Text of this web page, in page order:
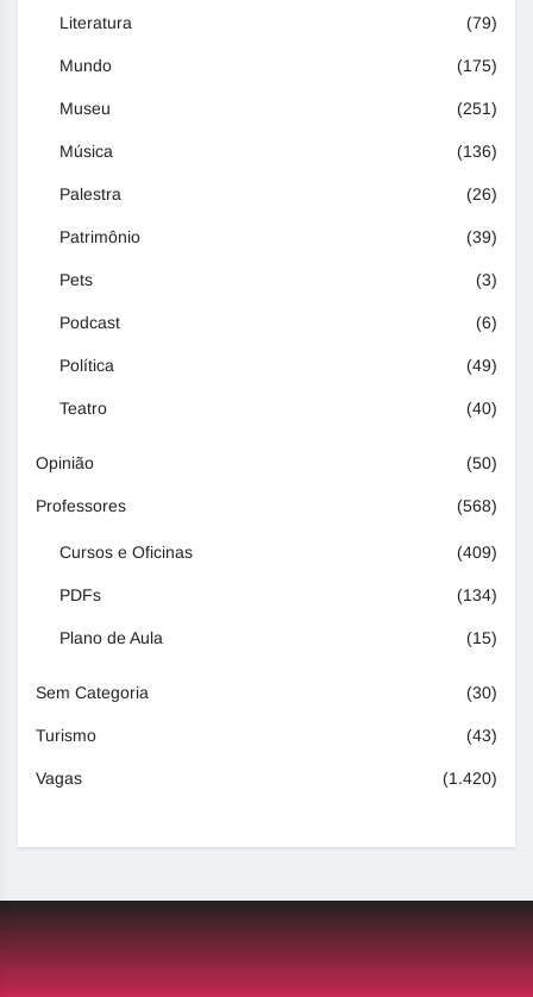
Literatura (79)
Mundo (175)
Museu (251)
Música (136)
Palestra (26)
Patrimônio (39)
Pets (3)
Podcast (6)
Política (49)
Teatro (40)
Opinião (50)
Professores (568)
Cursos e Oficinas (409)
PDFs (134)
Plano de Aula (15)
Sem Categoria (30)
Turismo (43)
Vagas (1.420)